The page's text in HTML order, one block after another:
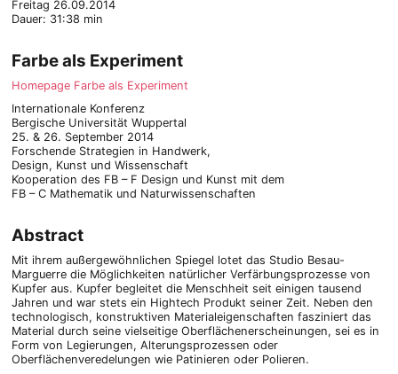
Freitag 26.09.2014
Dauer: 31:38 min
Farbe als Experiment
Homepage Farbe als Experiment
Internationale Konferenz
Bergische Universität Wuppertal
25. & 26. September 2014
Forschende Strategien in Handwerk,
Design, Kunst und Wissenschaft
Kooperation des FB – F Design und Kunst mit dem
FB – C Mathematik und Naturwissenschaften
Abstract
Mit ihrem außergewöhnlichen Spiegel lotet das Studio Besau-
Marguerre die Möglichkeiten natürlicher Verfärbungsprozesse von
Kupfer aus. Kupfer begleitet die Menschheit seit einigen tausend
Jahren und war stets ein Hightech Produkt seiner Zeit. Neben den
technologisch, konstruktiven Materialeigenschaften fasziniert das
Material durch seine vielseitige Oberflächenerscheinungen, sei es in
Form von Legierungen, Alterungsprozessen oder
Oberflächenveredelungen wie Patinieren oder Polieren.